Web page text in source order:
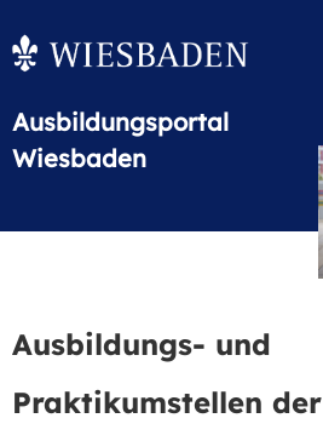
Ausbildungsportal
Wiesbaden
Ausbildungs- und
Praktikumstellen der